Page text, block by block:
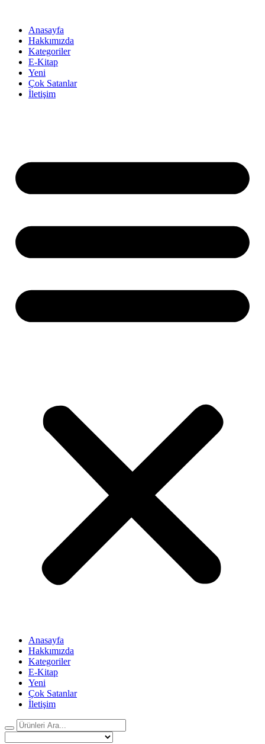
Anasayfa
Hakkımızda
Kategoriler
E-Kitap
Yeni
Çok Satanlar
İletişim
Anasayfa
Hakkımızda
Kategoriler
E-Kitap
Yeni
Çok Satanlar
İletişim